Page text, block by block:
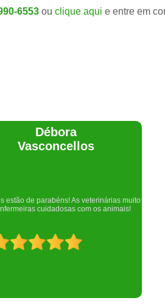
6553 ou clique aqui e entre em
Lethícia
Regina
com meu cachorro com a doutora
atenciosa. Adorei o lugar e a
recepção!